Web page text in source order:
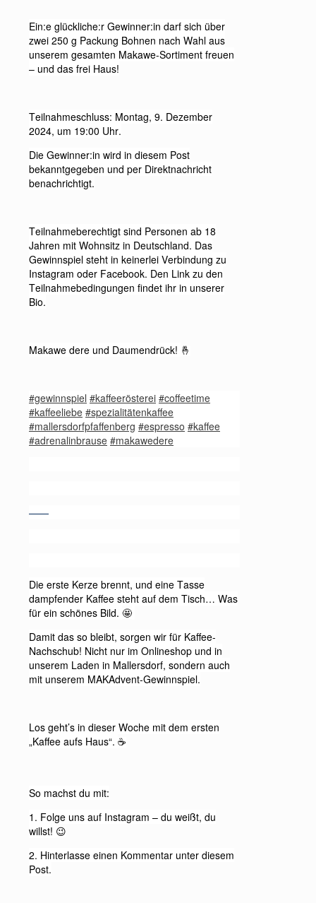
Ein:e glückliche:r Gewinner:in darf sich über
zwei 250 g Packung Bohnen nach Wahl aus
unserem gesamten Makawe-Sortiment freuen
– und das frei Haus!
Teilnahmeschluss: Montag, 9. Dezember
2024, um 19:00 Uhr.
Die Gewinner:in wird in diesem Post
bekanntgegeben und per Direktnachricht
benachrichtigt.
Teilnahmeberechtigt sind Personen ab 18
Jahren mit Wohnsitz in Deutschland. Das
Gewinnspiel steht in keinerlei Verbindung zu
Instagram oder Facebook. Den Link zu den
Teilnahmebedingungen findet ihr in unserer
Bio.
Makawe dere und Daumendrück! 🤞
#gewinnspiel #kaffeerösterei #coffeetime
#kaffeeliebe #spezialitätenkaffee
#mallersdorfpfaffenberg #espresso #kaffee
#adrenalinbrause #makawedere
——
Die erste Kerze brennt, und eine Tasse
dampfender Kaffee steht auf dem Tisch… Was
für ein schönes Bild. 🤩
Damit das so bleibt, sorgen wir für Kaffee-
Nachschub! Nicht nur im Onlineshop und in
unserem Laden in Mallersdorf, sondern auch
mit unserem MAKAdvent-Gewinnspiel.
Los geht’s in dieser Woche mit dem ersten
„Kaffee aufs Haus“. ☕️
So machst du mit:
1. Folge uns auf Instagram – du weißt, du
willst! 😉
2. Hinterlasse einen Kommentar unter diesem
Post.